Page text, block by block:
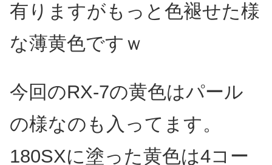
有りますがもっと色褪せた様
な薄黄色ですｗ
今回のRX-7の黄色はパール
の様なのも入ってます。
180SXに塗った黄色は4コー